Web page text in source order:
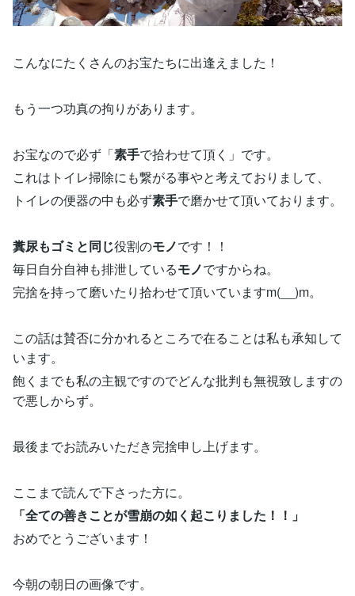
こんなにたくさんのお宝たちに出逢えました！
もう一つ功真の拘りがあります。
お宝なので必ず「素手で拾わせて頂く」です。
これはトイレ掃除にも繋がる事やと考えておりまして、
トイレの便器の中も必ず素手で磨かせて頂いております。
糞尿もゴミと同じ役割のモノです！！
毎日自分自神も排泄しているモノですからね。
完捨を持って磨いたり拾わせて頂いていますm(__)m。
この話は賛否に分かれるところで在ることは私も承知して
います。
飽くまでも私の主観ですのでどんな批判も無視致しますの
で悪しからず。
最後までお読みいただき完捨申し上げます。
ここまで読んで下さった方に。
「全ての善きことが雪崩の如く起こりました！！」
おめでとうございます！
今朝の朝日の画像です。